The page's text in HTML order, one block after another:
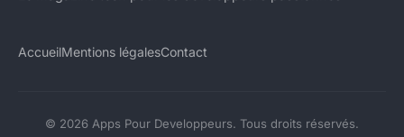
AccueilMentions légalesContact
© 2026 Apps Pour Developpeurs. Tous droits réservés.